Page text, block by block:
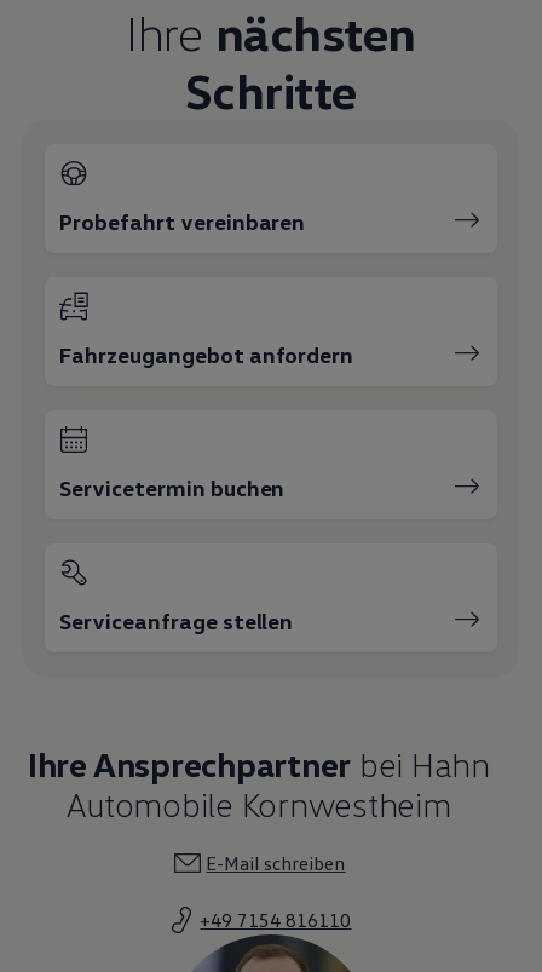
Volkswagen R
Pannen- und Unfallhilfe
Ihre nächsten
Schritte
Probefahrt vereinbaren
Fahrzeugangebot anfordern
Servicetermin buchen
Serviceanfrage stellen
Ihre Ansprechpartner bei Hahn
Automobile Kornwestheim
E-Mail schreiben
+49 7154 816110